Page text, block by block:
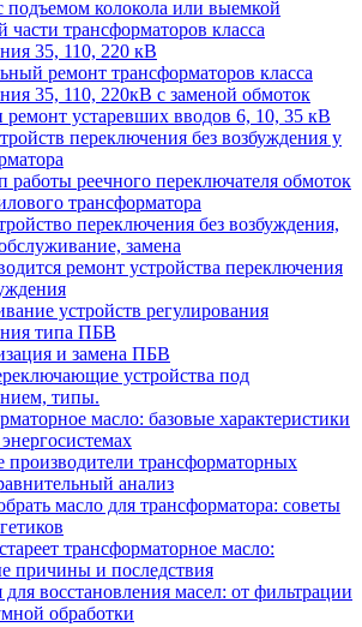
подъемом колокола или выемкой
части трансформаторов класса
35, 110, 220 кВ
ремонт трансформаторов класса
35, 110, 220кВ с заменой обмоток
ремонт устаревших вводов 6, 10, 35 кВ
переключения без возбуждения у
реечного переключателя обмоток
трансформатора
переключения без возбуждения,
замена
ремонт устройства переключения
устройств регулирования
типа ПБВ
и замена ПБВ
устройства под
типы.
масло: базовые характеристики
производители трансформаторных
анализ
масло для трансформатора: советы
трансформаторное масло:
причины и последствия
восстановления масел: от фильтрации
обработки